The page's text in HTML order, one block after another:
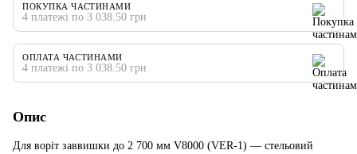
ПОКУПКА ЧАСТИНАМИ
4 платежі по 3 038.50 грн
ОПЛАТА ЧАСТИНАМИ
4 платежі по 3 038.50 грн
Опис
Для воріт заввишки до 2 700 мм V8000 (VER-1) — стельовий